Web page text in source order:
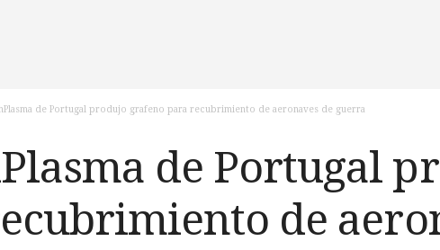
de Portugal produjo grafeno para recubrimiento de aeronaves de guerra
de Portugal
de